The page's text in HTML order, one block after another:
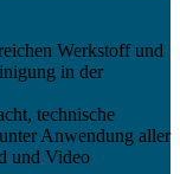
Werkstoff und
in der
technische
Anwendung aller
und Video